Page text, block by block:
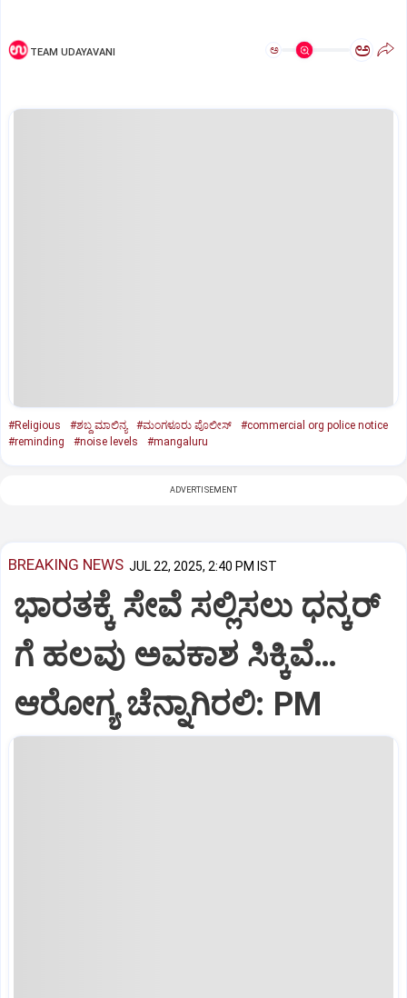
TEAM UDAYAVANI ಅ ಅ
#Religious #ಶಬ್ದ ಮಾಲಿನ್ಯ #ಮಂಗಳೂರು ಪೊಲೀಸ್‌
#commercial org police notice
#reminding
#noise levels #mangaluru
ADVERTISEMENT
BREAKING NEWS JUL 22, 2025, 2:40 PM IST
ಭಾರತಕ್ಕೆ ಸೇವೆ ಸಲ್ಲಿಸಲು ಧನ್ಕರ್‌
ಗೆ ಹಲವು ಅವಕಾಶ ಸಿಕ್ಕಿವೆ…
ಆರೋಗ್ಯ ಚೆನ್ನಾಗಿರಲಿ: PM